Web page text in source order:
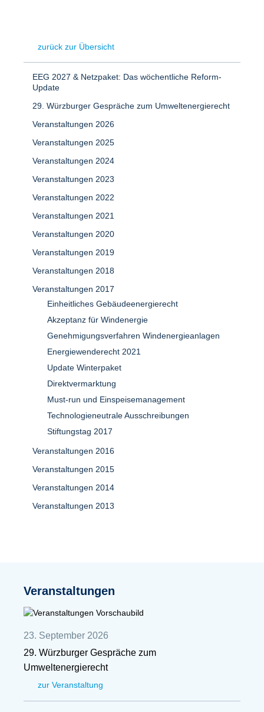
zurück zur Übersicht
EEG 2027 & Netzpaket: Das wöchentliche Reform-
Update
29. Würzburger Gespräche zum Umweltenergierecht
Veranstaltungen 2026
Veranstaltungen 2025
Veranstaltungen 2024
Veranstaltungen 2023
Veranstaltungen 2022
Veranstaltungen 2021
Veranstaltungen 2020
Veranstaltungen 2019
Veranstaltungen 2018
Veranstaltungen 2017
Einheitliches Gebäudeenergierecht
Akzeptanz für Windenergie
Genehmigungsverfahren Windenergieanlagen
Energiewenderecht 2021
Update Winterpaket
Direktvermarktung
Must-run und Einspeisemanagement
Technologieneutrale Ausschreibungen
Stiftungstag 2017
Veranstaltungen 2016
Veranstaltungen 2015
Veranstaltungen 2014
Veranstaltungen 2013
Veranstaltungen
23. September 2026
29. Würzburger Gespräche zum
Umweltenergierecht
zur Veranstaltung